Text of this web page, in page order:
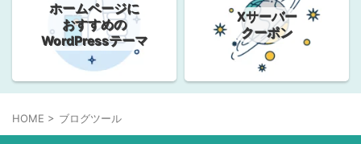
ホームページに
おすすめの
WordPressテーマ
Xサーバー
クーポン
HOME > ブログツール